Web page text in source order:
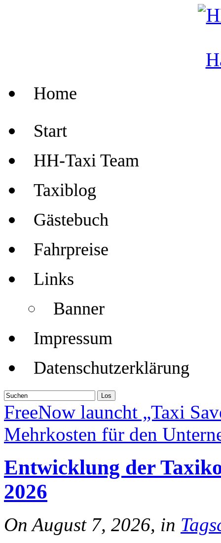
Home
Start
HH-Taxi Team
Taxiblog
Gästebuch
Fahrpreise
Links
Banner
Impressum
Datenschutzerklärung
FreeNow launcht „Taxi
Mehrkosten für den
Entwicklung der
2026
On August 7, 2026, in